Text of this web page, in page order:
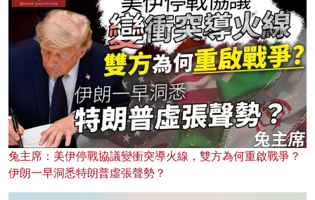
兔主席：美伊停戰協議變衝突導火線，雙方為何重啟戰爭？
伊朗一早洞悉特朗普虛張聲勢？